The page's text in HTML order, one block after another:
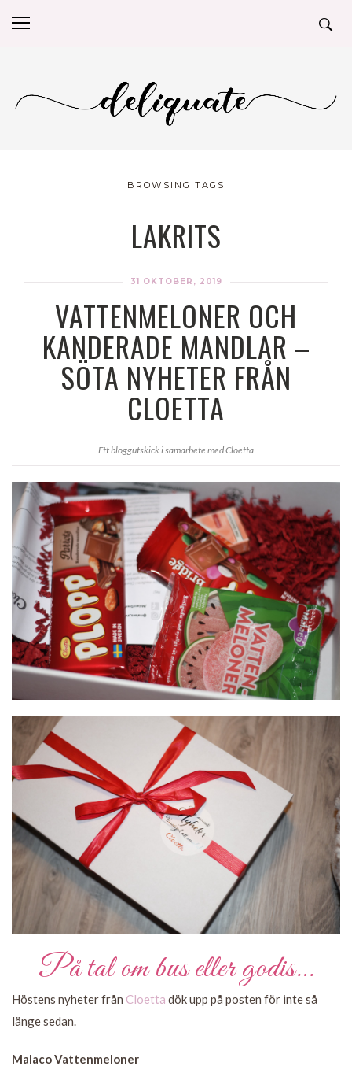
BROWSING TAGS
LAKRITS
31 OKTOBER, 2019
VATTENMELONER OCH
KANDERADE MANDLAR –
SÖTA NYHETER FRÅN
CLOETTA
Ett bloggutskick i samarbete med Cloetta
På tal om bus eller godis…
Höstens nyheter från Cloetta dök upp på posten för inte så
länge sedan.
Malaco Vattenmeloner